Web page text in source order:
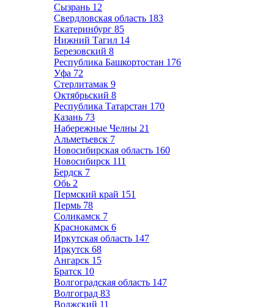
Сызрань 12
Свердловская область 183
Екатеринбург 85
Нижний Тагил 14
Березовский 8
Республика Башкортостан 176
Уфа 72
Стерлитамак 9
Октябрьский 8
Республика Татарстан 170
Казань 73
Набережные Челны 21
Альметьевск 7
Новосибирская область 160
Новосибирск 111
Бердск 7
Обь 2
Пермский край 151
Пермь 78
Соликамск 7
Краснокамск 6
Иркутская область 147
Иркутск 68
Ангарск 15
Братск 10
Волгоградская область 147
Волгоград 83
Волжский 11